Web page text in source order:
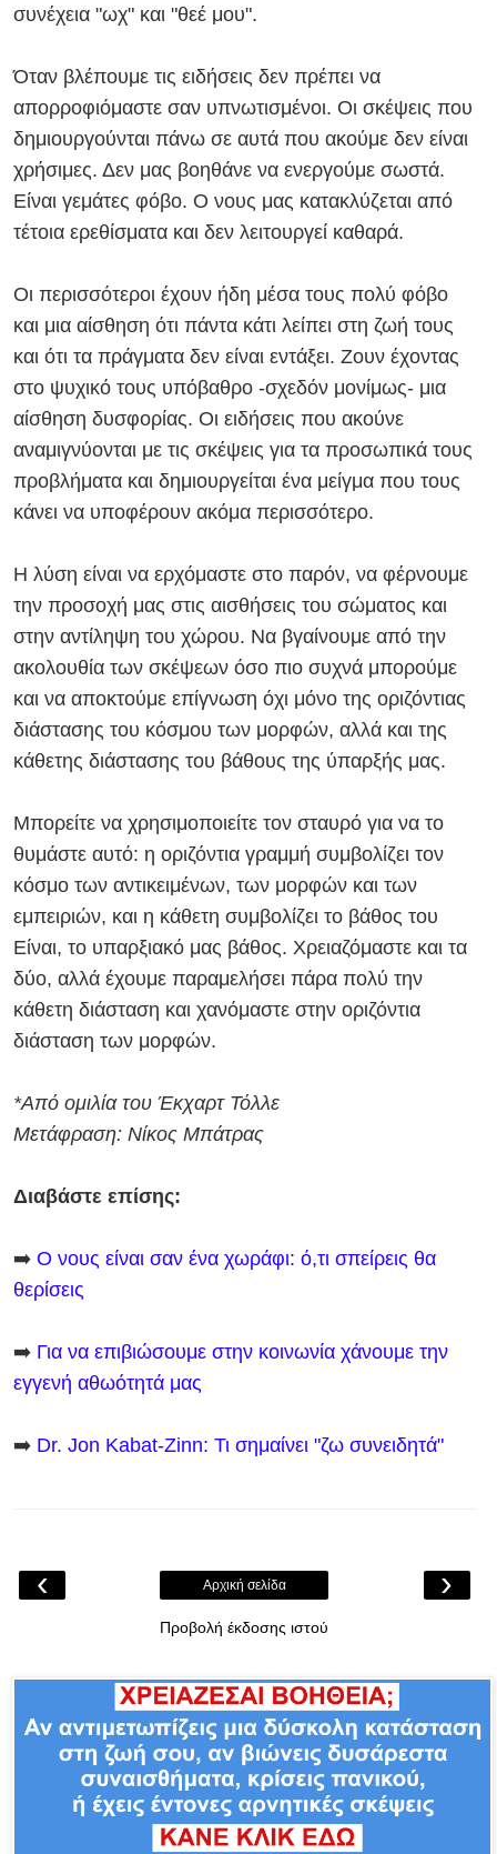
συνέχεια "ωχ" και "θεέ μου".
Όταν βλέπουμε τις ειδήσεις δεν πρέπει να
απορροφιόμαστε σαν υπνωτισμένοι. Οι σκέψεις που
δημιουργούνται πάνω σε αυτά που ακούμε δεν είναι
χρήσιμες. Δεν μας βοηθάνε να ενεργούμε σωστά.
Είναι γεμάτες φόβο. Ο νους μας κατακλύζεται από
τέτοια ερεθίσματα και δεν λειτουργεί καθαρά.
Οι περισσότεροι έχουν ήδη μέσα τους πολύ φόβο
και μια αίσθηση ότι πάντα κάτι λείπει στη ζωή τους
και ότι τα πράγματα δεν είναι εντάξει. Ζουν έχοντας
στο ψυχικό τους υπόβαθρο -σχεδόν μονίμως- μια
αίσθηση δυσφορίας. Οι ειδήσεις που ακούνε
αναμιγνύονται με τις σκέψεις για τα προσωπικά τους
προβλήματα και δημιουργείται ένα μείγμα που τους
κάνει να υποφέρουν ακόμα περισσότερο.
Η λύση είναι να ερχόμαστε στο παρόν, να φέρνουμε
την προσοχή μας στις αισθήσεις του σώματος και
στην αντίληψη του χώρου. Να βγαίνουμε από την
ακολουθία των σκέψεων όσο πιο συχνά μπορούμε
και να αποκτούμε επίγνωση όχι μόνο της οριζόντιας
διάστασης του κόσμου των μορφών, αλλά και της
κάθετης διάστασης του βάθους της ύπαρξής μας.
Μπορείτε να χρησιμοποιείτε τον σταυρό για να το
θυμάστε αυτό: η οριζόντια γραμμή συμβολίζει τον
κόσμο των αντικειμένων, των μορφών και των
εμπειριών, και η κάθετη συμβολίζει το βάθος του
Είναι, το υπαρξιακό μας βάθος. Χρειαζόμαστε και τα
δύο, αλλά έχουμε παραμελήσει πάρα πολύ την
κάθετη διάσταση και χανόμαστε στην οριζόντια
διάσταση των μορφών.
*Από ομιλία του Έκχαρτ Τόλλε
Μετάφραση: Νίκος Μπάτρας
Διαβάστε επίσης:
➡️ Ο νους είναι σαν ένα χωράφι: ό,τι σπείρεις θα
θερίσεις
➡️ Για να επιβιώσουμε στην κοινωνία χάνουμε την
εγγενή αθωότητά μας
➡️ Dr. Jon Kabat-Zinn: Τι σημαίνει "ζω συνειδητά"
‹ ›
Αρχική σελίδα
Προβολή έκδοσης ιστού